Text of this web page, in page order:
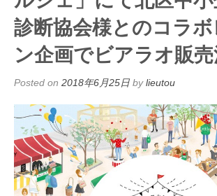
診断協会様とのコラボ
ン企画でビアラオ販売
Posted on 2018年6月25日 bylieutou